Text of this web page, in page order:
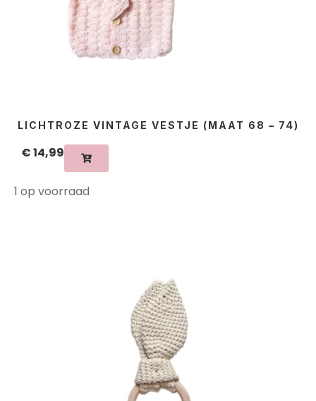
LICHTROZE VINTAGE VESTJE (MAAT 68 – 74)
€14,99
1 op voorraad